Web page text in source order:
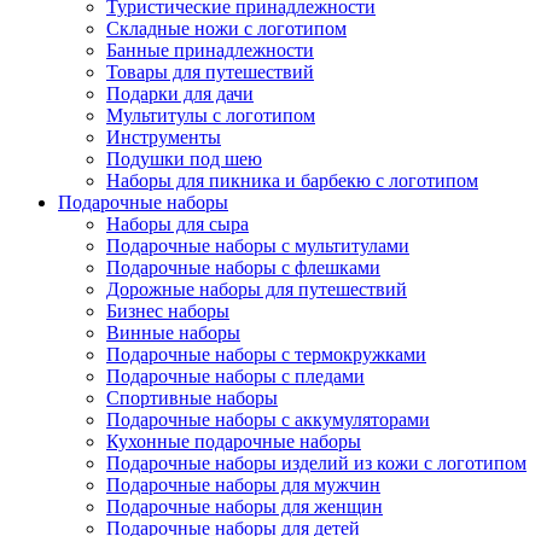
Туристические принадлежности
Складные ножи с логотипом
Банные принадлежности
Товары для путешествий
Подарки для дачи
Мультитулы с логотипом
Инструменты
Подушки под шею
Наборы для пикника и барбекю с логотипом
Подарочные наборы
Наборы для сыра
Подарочные наборы с мультитулами
Подарочные наборы с флешками
Дорожные наборы для путешествий
Бизнес наборы
Винные наборы
Подарочные наборы с термокружками
Подарочные наборы с пледами
Спортивные наборы
Подарочные наборы с аккумуляторами
Кухонные подарочные наборы
Подарочные наборы изделий из кожи с логотипом
Подарочные наборы для мужчин
Подарочные наборы для женщин
Подарочные наборы для детей